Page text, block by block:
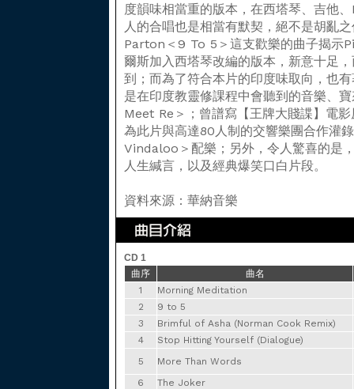
度韻味相當重的版本，在西塔琴、吉他
人的合唱也是相當有默契，絕不是胡亂
Parton＜9 To 5＞這支歡樂的曲子揭示
爾斯加入西塔琴改編的版本，新意十足
到；而為了符合本片的印度味取向，也
是在印度教靈修課程中會聽到的音樂、
Meet Re＞；曾譜寫【王牌大賤諜】電
為此片與高達80人制的交響樂團合作灌
Vindaloo＞配樂；另外，令人驚喜的是
人生緘言，以及經典爆笑口白片段。
資料來源：華納音樂
CD 1
曲序
曲名
1
Morning Meditation
2
9 to 5
3
Brimful of Asha (Norman Cook Remix)
4
Stop Hitting Yourself (Dialogue)
5
More Than Words
6
The Joker